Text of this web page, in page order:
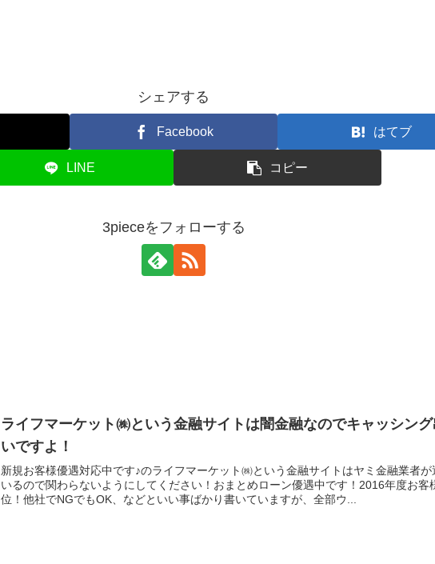
シェアする
Facebook はてブ
LINE コピー
3pieceをフォローする
ライフマーケット㈱という金融サイトは闇金融なのでキャッシン
いですよ！
新規お客様優遇対応中です♪のライフマーケット㈱という金融サイトはヤミ金融業者が
いるので関わらないようにしてください！おまとめローン優遇中です！2016年度お客
位！他社でNGでもOK、などといい事ばかり書いていますが、全部ウ...